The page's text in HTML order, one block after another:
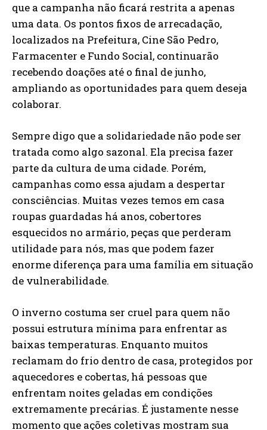
que a campanha não ficará restrita a apenas
uma data. Os pontos fixos de arrecadação,
localizados na Prefeitura, Cine São Pedro,
Farmacenter e Fundo Social, continuarão
recebendo doações até o final de junho,
ampliando as oportunidades para quem deseja
colaborar.
Sempre digo que a solidariedade não pode ser
tratada como algo sazonal. Ela precisa fazer
parte da cultura de uma cidade. Porém,
campanhas como essa ajudam a despertar
consciências. Muitas vezes temos em casa
roupas guardadas há anos, cobertores
esquecidos no armário, peças que perderam
utilidade para nós, mas que podem fazer
enorme diferença para uma família em situação
de vulnerabilidade.
O inverno costuma ser cruel para quem não
possui estrutura mínima para enfrentar as
baixas temperaturas. Enquanto muitos
reclamam do frio dentro de casa, protegidos por
aquecedores e cobertas, há pessoas que
enfrentam noites geladas em condições
extremamente precárias. É justamente nesse
momento que ações coletivas mostram sua